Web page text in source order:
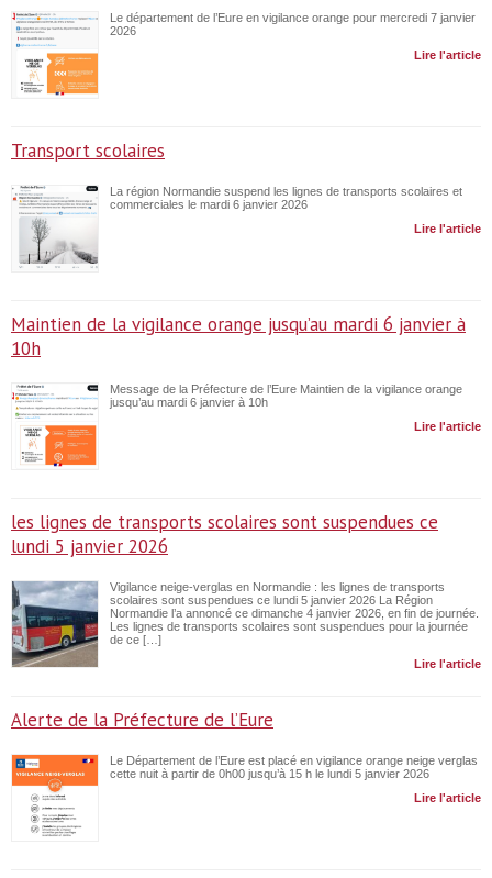
Le département de l’Eure en vigilance orange pour mercredi 7 janvier
2026
Lire l'article
Transport scolaires
La région Normandie suspend les lignes de transports scolaires et
commerciales le mardi 6 janvier 2026
Lire l'article
Maintien de la vigilance orange jusqu’au mardi 6 janvier à
10h
Message de la Préfecture de l’Eure Maintien de la vigilance orange
jusqu’au mardi 6 janvier à 10h
Lire l'article
les lignes de transports scolaires sont suspendues ce
lundi 5 janvier 2026
Vigilance neige-verglas en Normandie : les lignes de transports
scolaires sont suspendues ce lundi 5 janvier 2026 La Région
Normandie l’a annoncé ce dimanche 4 janvier 2026, en fin de journée.
Les lignes de transports scolaires sont suspendues pour la journée
de ce […]
Lire l'article
Alerte de la Préfecture de l’Eure
Le Département de l’Eure est placé en vigilance orange neige verglas
cette nuit à partir de 0h00 jusqu’à 15 h le lundi 5 janvier 2026
Lire l'article